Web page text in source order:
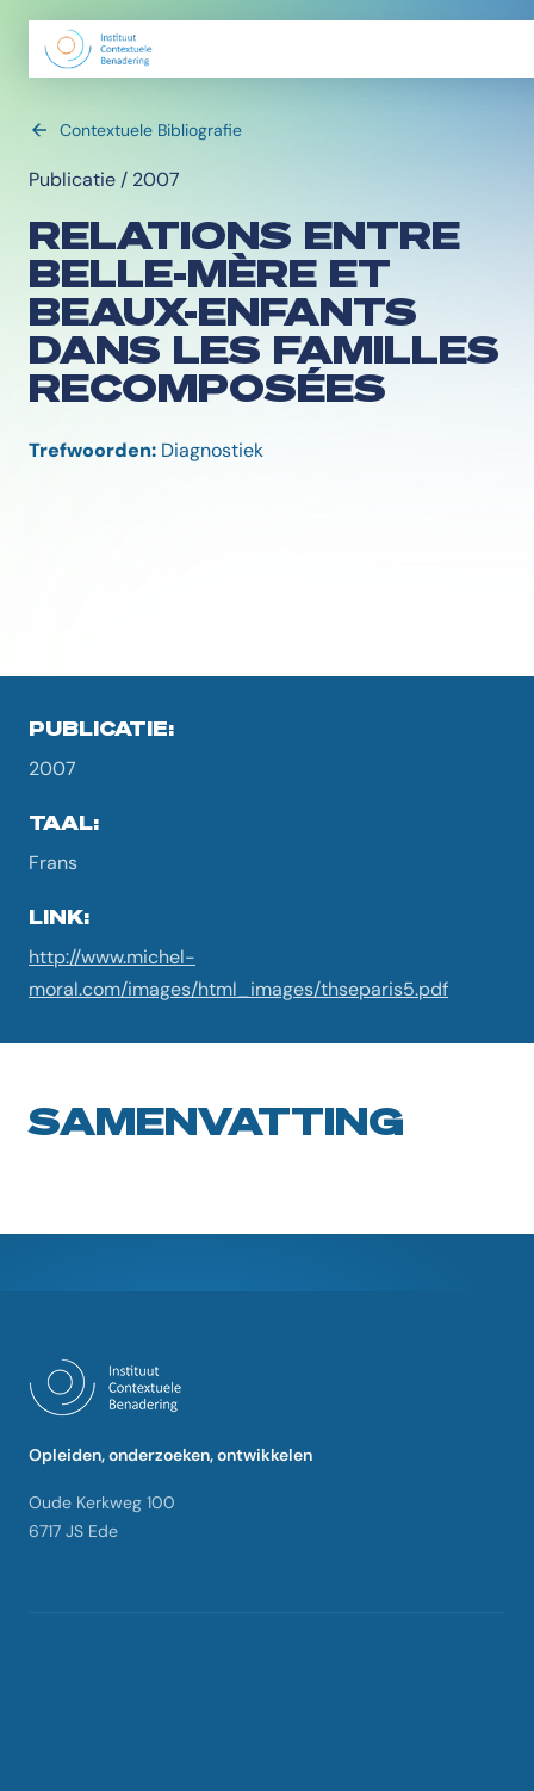
Contextuele Bibliografie
Publicatie / 2007
RELATIONS ENTRE
BELLE-MÈRE ET
BEAUX-ENFANTS
DANS LES FAMILLES
RECOMPOSÉES
Trefwoorden: Diagnostiek
PUBLICATIE:
2007
TAAL:
Frans
LINK:
http://www.michel-
moral.com/images/html_images/thseparis5.pdf
SAMENVATTING
Opleiden, onderzoeken, ontwikkelen
Oude Kerkweg 100
6717 JS Ede